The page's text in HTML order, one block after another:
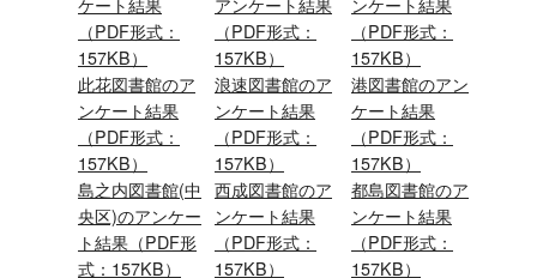
（PDF形式：
157KB）
此花図書館のア
ンケート結果
（PDF形式：
157KB）
島之内図書館(中
央区)のアンケー
ト結果 （PDF形
式：157KB）
（PDF形式：
157KB）
浪速図書館のア
ンケート結果
（PDF形式：
157KB）
西成図書館のア
ンケート結果
（PDF形式：
157KB）
（PDF形式：
157KB）
港図書館のアン
ケート結果
（PDF形式：
157KB）
都島図書館のア
ンケート結果
（PDF形式：
157KB）